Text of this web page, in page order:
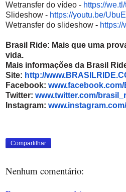
Wetransfer do vídeo - https://
Slideshow - https://youtu.be/
Wetransfer do slideshow - https://
Brasil Ride: Mais que uma
vida.
Mais informações da Brasil
Site: http://www.BRASILRIDE.
Facebook: www.facebook.com/
Twitter: www.twitter.com/
Instagram:
Compartilhar
Nenhum comentário: